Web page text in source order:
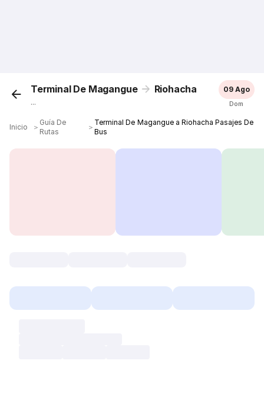
Terminal De Magangue Riohacha
...
09 Ago
Dom
Inicio ＞
Guía De
Rutas
＞
Terminal De Magangue a Riohacha Pasajes De
Bus